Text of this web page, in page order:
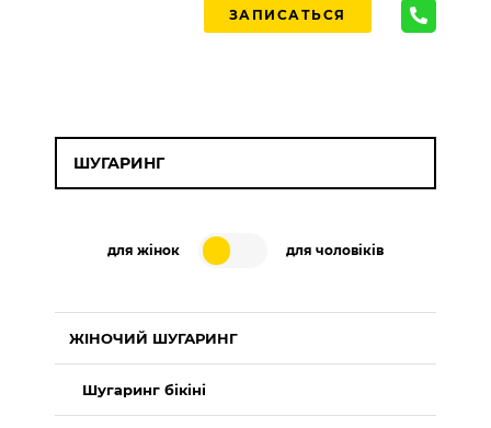
ЗАПИСАТЬСЯ
ШУГАРИНГ
для жінок для чоловіків
ЖІНОЧИЙ ШУГАРИНГ
Шугаринг бікіні